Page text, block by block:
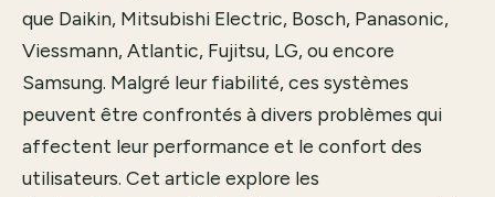
que Daikin, Mitsubishi Electric, Bosch, Panasonic,
Viessmann, Atlantic, Fujitsu, LG, ou encore
Samsung. Malgré leur fiabilité, ces systèmes
peuvent être confrontés à divers problèmes qui
affectent leur performance et le confort des
utilisateurs. Cet article explore les